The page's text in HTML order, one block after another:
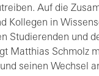
Auf die
Kollegen in
Studierenden und
Matthias Schmolz
seinen Wechsel